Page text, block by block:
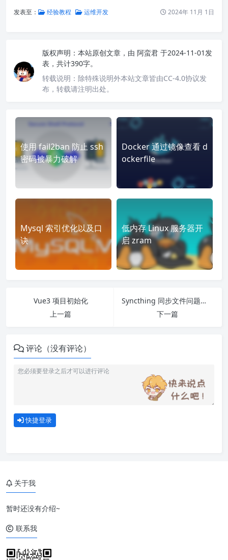
发表至： 经验教程 运维开发 2024年 11月 1日
版权声明： 本站原创文章，由 阿蛮君 于2024-11-01发
表，共计390字。
转载说明： 除特殊说明外本站文章皆由CC-4.0协议发
布，转载请注明出处。
使用 fail2ban 防止 ssh
密码被暴力破解
Docker 通过镜像查看 d
ockerfile
Mysql 索引优化以及口
诀
低内存 Linux 服务器开
启 zram
Vue3 项目初始化
上一篇
Syncthing 同步文件问题记录
下一篇
评论（没有评论）
快捷登录
关于我
暂时还没有介绍~
联系我